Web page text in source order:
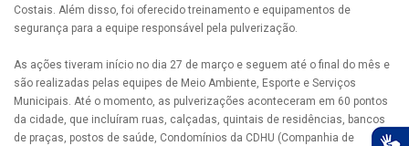
Costais. Além disso, foi oferecido treinamento e equipamentos de
segurança para a equipe responsável pela pulverização.
As ações tiveram início no dia 27 de março e seguem até o final do mês e
são realizadas pelas equipes de Meio Ambiente, Esporte e Serviços
Municipais. Até o momento, as pulverizações aconteceram em 60 pontos
da cidade, que incluíram ruas, calçadas, quintais de residências, bancos
de praças, postos de saúde, Condomínios da CDHU (Companhia de